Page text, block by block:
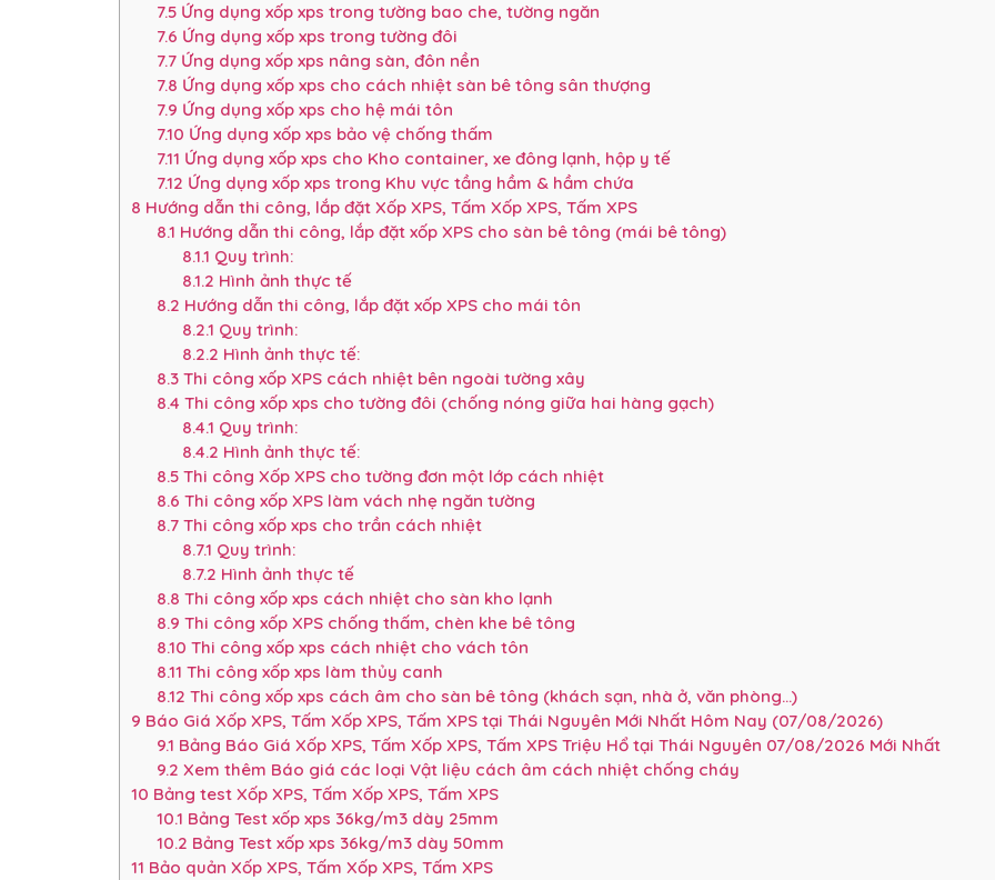
7.5Ứng dụng xốp xps trong tường bao che, tường ngăn
7.6 Ứng dụng xốp xps trong tường đôi
7.7Ứng dụng xốp xps nâng sàn, đôn nền
7.8 Ứng dụng xốp xps cho cách nhiệt sàn bê tông sân thượng
7.9 Ứng dụng xốp xps cho hệ mái tôn
7.10 Ứng dụng xốp xps bảo vệ chống thấm
7.11 Ứng dụng xốp xps cho Kho container, xe đông lạnh, hộp y tế
7.12 Ứng dụng xốp xps trong Khu vực tầng hầm & hầm chứa
8 Hướng dẫn thi công, lắp đặt Xốp XPS, Tấm Xốp XPS, Tấm XPS
8.1 Hướng dẫn thi công, lắp đặt xốp XPS cho sàn bê tông (mái bê tông)
8.1.1 Quy trình:
8.1.2 Hình ảnh thực tế
8.2 Hướng dẫn thi công, lắp đặt xốp XPS cho mái tôn
8.2.1 Quy trình:
8.2.2 Hình ảnh thực tế:
8.3Thi công xốp XPS cách nhiệt bên ngoài tường xây
8.4 Thi công xốp xps cho tường đôi (chống nóng giữa hai hàng gạch)
8.4.1 Quy trình:
8.4.2 Hình ảnh thực tế:
8.5Thi công Xốp XPS cho tường đơn một lớp cách nhiệt
8.6 Thi công xốp XPS làm vách nhẹ ngăn tường
8.7Thi công xốp xps cho trần cách nhiệt
8.7.1 Quy trình:
8.7.2 Hình ảnh thực tế
8.8 Thi công xốp xps cách nhiệt cho sàn kho lạnh
8.9 Thi công xốp XPS chống thấm, chèn khe bê tông
8.10 Thi công xốp xps cách nhiệt cho vách tôn
8.11 Thi công xốp xps làm thủy canh
8.12 Thi công xốp xps cách âm cho sàn bê tông (khách sạn, nhà ở, văn phòng…)
9 Báo Giá Xốp XPS, Tấm Xốp XPS, Tấm XPS tại Thái Nguyên Mới Nhất Hôm Nay (07/08/2026)
9.1 Bảng Báo Giá Xốp XPS, Tấm Xốp XPS, Tấm XPS Triệu Hổ tại Thái Nguyên 07/08/2026 Mới Nhất
9.2 Xem thêm Báo giá các loại Vật liệu cách âm cách nhiệt chống cháy
10 Bảng test Xốp XPS, Tấm Xốp XPS, Tấm XPS
10.1 Bảng Test xốp xps 36kg/m3 dày 25mm
10.2 Bảng Test xốp xps 36kg/m3 dày 50mm
11 Bảo quản Xốp XPS, Tấm Xốp XPS, Tấm XPS